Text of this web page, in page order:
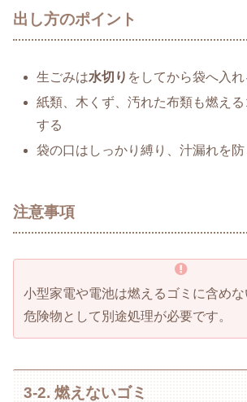
出し方のポイント
生ごみは水切り をしてから袋へ入れ
紙類、木くず、汚れた布類も燃え
する
袋の口はしっかり縛り、汁漏れを防
注意事項
小型家電や電池は燃えるゴミに含めな
危険物として別途処理が必要です。
3-2. 燃えないゴミ